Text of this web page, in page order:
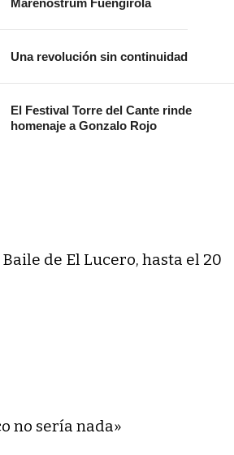
Marenostrum Fuengirola
Una revolución sin continuidad
El Festival Torre del Cante rinde
homenaje a Gonzalo Rojo
de El Lucero, hasta el 20
no sería nada»